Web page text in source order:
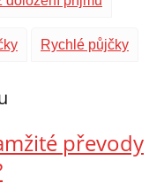
Rychlé půjčky
převody